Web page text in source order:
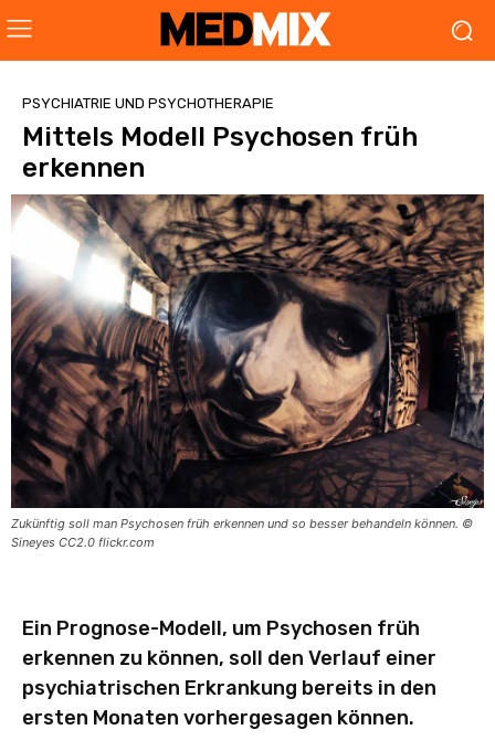
PSYCHIATRIE UND PSYCHOTHERAPIE
Mittels Modell Psychosen früh
erkennen
Zukünftig soll man Psychosen früh erkennen und so besser behandeln können. ©
Sineyes CC2.0 flickr.com
Ein Prognose-Modell, um Psychosen früh
erkennen zu können, soll den Verlauf einer
psychiatrischen Erkrankung bereits in den
ersten Monaten vorhergesagen können.